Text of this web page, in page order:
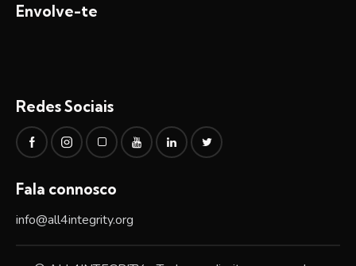
Envolve-te
Redes Sociais
Fala connosco
info@all4integrity.org